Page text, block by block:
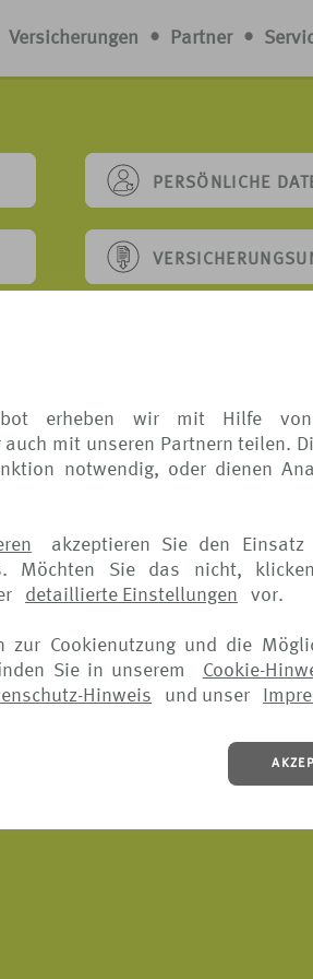
erheben wir mit Hilfe von
mit unseren Partnern teilen.
notwendig, oder dienen
akzeptieren Sie den
Möchten Sie das nicht,
detaillierte Einstellungen vor.
zur Cookienutzung und die
Sie in unserem
Cookie-
Hinweis und unser
Versicherungen • Partner •
PERSÖNLICHE
• AGB • WIE MELDE